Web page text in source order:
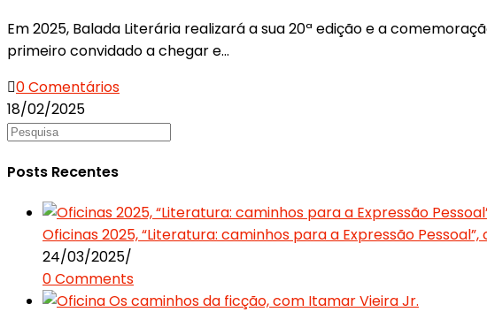
Em 2025, Balada Literária realizará a sua 20ª edição e a
primeiro convidado a chegar e…
0 Comentários
18/02/2025
Posts Recentes
Oficinas 2025, “Literatura: caminhos para a Expressão
24/03/2025/
0 Comments